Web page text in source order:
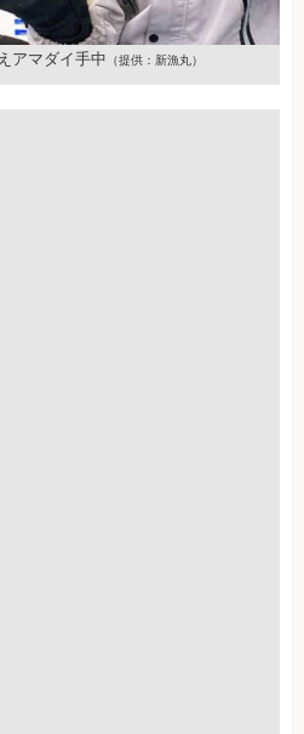
アマダイ手中 （提供：新漁丸）